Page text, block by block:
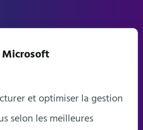
Microsoft
et optimiser la gestion
selon les meilleures